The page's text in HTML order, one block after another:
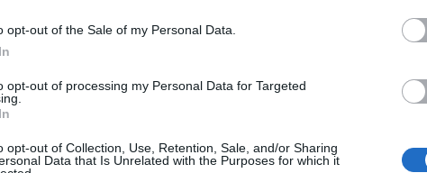
opt-out of the Sale of my Personal Data.
opt-out of processing my Personal Data for Targeted
opt-out of Collection, Use, Retention, Sale, and/or Sharing
Data that Is Unrelated with the Purposes for which it
egy sor turnét megvalósítottunk, (...) megszerveztük a
és volt három bemutatónk (...) szóval sokminden
(...) a közönséggel való kapcsolatteremtés, a dialógus
a leghosszabban tartó folyamat lesz, ez egy kulcsrésze
bennünket, velünk akar együtt gondolkodni, érezni. Ez